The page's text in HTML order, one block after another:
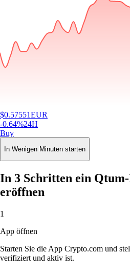
$0.57551EUR
-0.64%24H
Buy
In Wenigen Minuten starten
In 3 Schritten ein
eröffnen
1
App öffnen
Starten Sie die App Crypto.com und
verifiziert und aktiv ist.